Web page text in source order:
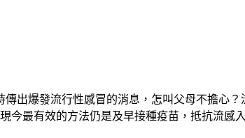
出爆發流行性感冒的消息，怎叫父母不擔心？
今最有效的方法仍是及早接種疫苗，抵抗流感